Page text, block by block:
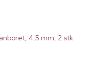
4,5 mm, 2 stk